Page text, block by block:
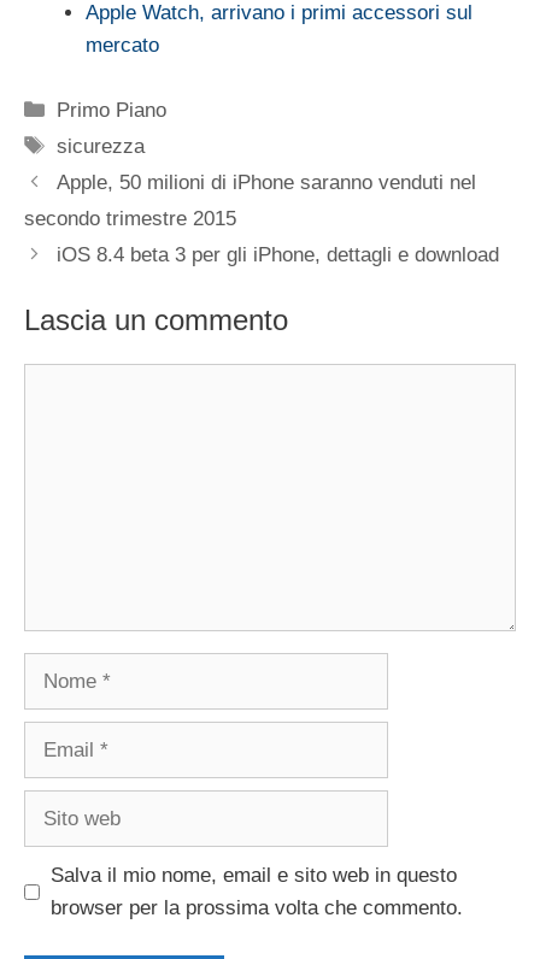
Apple Watch, arrivano i primi accessori sul
mercato
Categorie
Primo Piano
Tag
sicurezza
Apple, 50 milioni di iPhone saranno venduti nel
secondo trimestre 2015
iOS 8.4 beta 3 per gli iPhone, dettagli e download
Lascia un commento
Nome
Email
Sito
Salva il mio nome, email e sito web in questo
browser per la prossima volta che commento.